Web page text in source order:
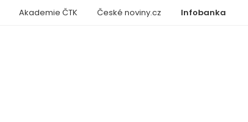
Infobanka
Akademie ČTK České noviny.cz